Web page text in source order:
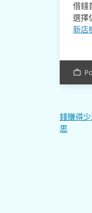
借錢
選擇
新店
work_outline
文
章
錢賺得
思